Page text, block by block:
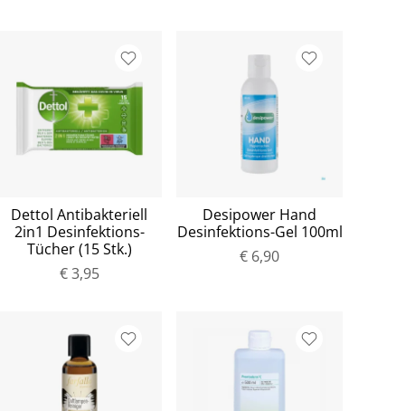
Dettol Antibakteriell
2in1 Desinfektions-
Tücher (15 Stk.)
€ 3,95
Desipower Hand
Desinfektions-Gel 100ml
€ 6,90